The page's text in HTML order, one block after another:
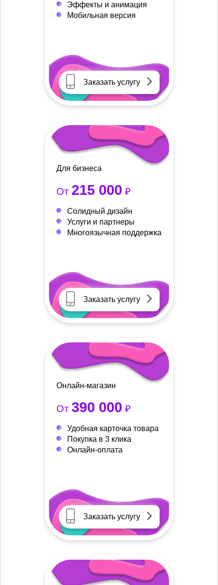
Эффекты и анимация
Мобильная версия
Заказать услугу
Для бизнеса
От 215 000 ₽
Солидный дизайн
Услуги и партнеры
Многоязычная поддержка
Заказать услугу
Онлайн-магазин
От 390 000 ₽
Удобная карточка товара
Покупка в 3 клика
Онлайн-оплата
Заказать услугу